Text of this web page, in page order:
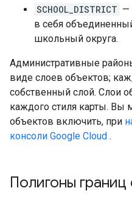
SCHOOL_DISTRICT —
в себя
школьный округа.
Административные
виде слоев объектов;
собственный слой. Слои
каждого стиля карты. Вы
объектов включить, при
консоли Google Cloud .
Полигоны границ